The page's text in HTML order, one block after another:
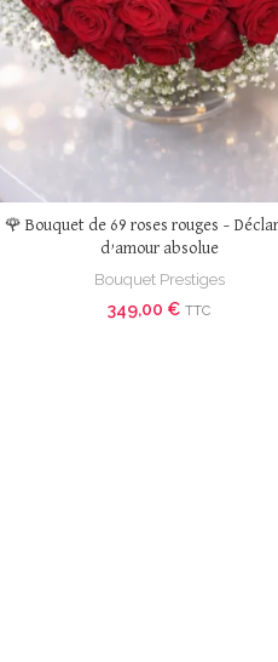
🌹 Bouquet de 69 roses rouges –
d’amour absolue
Bouquet Prestiges
349,00 € TTC